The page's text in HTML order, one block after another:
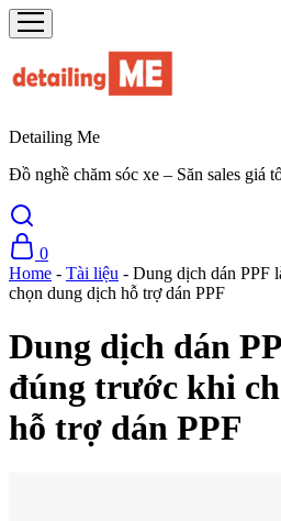
Detailing Me
Đồ nghề chăm sóc xe – Săn sales giá
0
Home - Tài liệu - Dung dịch dán PPF
chọn dung dịch hỗ trợ dán PPF
Dung dịch dán
đúng trước khi
hỗ trợ dán PPF